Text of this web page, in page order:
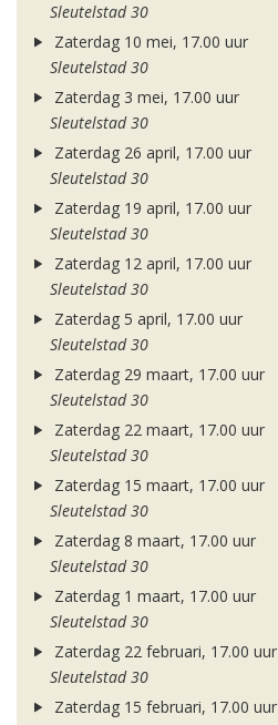
Sleutelstad 30
Zaterdag 10 mei, 17.00 uur
Sleutelstad 30
Zaterdag 3 mei, 17.00 uur
Sleutelstad 30
Zaterdag 26 april, 17.00 uur
Sleutelstad 30
Zaterdag 19 april, 17.00 uur
Sleutelstad 30
Zaterdag 12 april, 17.00 uur
Sleutelstad 30
Zaterdag 5 april, 17.00 uur
Sleutelstad 30
Zaterdag 29 maart, 17.00 uur
Sleutelstad 30
Zaterdag 22 maart, 17.00 uur
Sleutelstad 30
Zaterdag 15 maart, 17.00 uur
Sleutelstad 30
Zaterdag 8 maart, 17.00 uur
Sleutelstad 30
Zaterdag 1 maart, 17.00 uur
Sleutelstad 30
Zaterdag 22 februari, 17.00 uur
Sleutelstad 30
Zaterdag 15 februari, 17.00 uur